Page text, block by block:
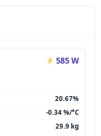
585 W
20.67%
-0.34 %/°C
29.9 kg